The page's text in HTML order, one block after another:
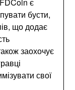
бусти,
що додає
заохочує
свої